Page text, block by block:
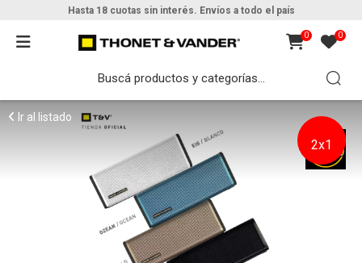
Hasta 18 cuotas sin interés. Envíos a todo el país
0 0
2x1
Ir al listado